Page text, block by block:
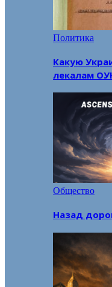
Политика
Какую
лекалам
Общество
Назад